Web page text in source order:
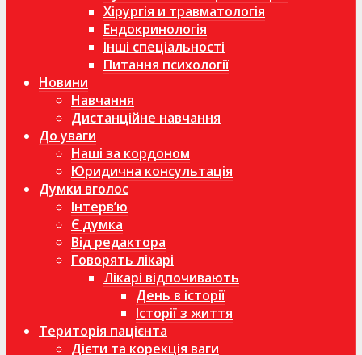
Хірургія и травматологія
Ендокринологія
Інші спеціальності
Питання психології
Новини
Навчання
Дистанційне навчання
До уваги
Наші за кордоном
Юридична консультація
Думки вголос
Інтерв’ю
Є думка
Від редактора
Говорять лікарі
Лікарі відпочивають
День в історії
Історії з життя
Територія пацієнта
Дієти та корекція ваги